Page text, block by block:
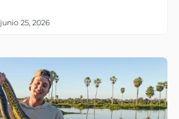
junio 25, 2026